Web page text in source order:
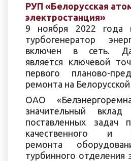
РУП «Белорусская
электростанция»
9 ноября 2022 года
турбогенератор
включен в сеть.
является ключевой
первого планово-
ремонта на
ОАО
значительный
поставленных задач
качественного и
ремонта
турбинного отделения